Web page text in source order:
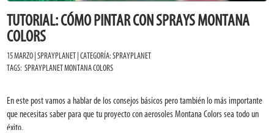
TUTORIAL: CÓMO PINTAR CON SPRAYS MONTANA
COLORS
15 MARZO | SPRAYPLANET | CATEGORÍA:SPRAYPLANET
TAGS: SPRAYPLANETMONTANA COLORS
En este post vamos a hablar de los consejos básicos pero también lo más importante
que necesitas saber para que tu proyecto con aerosoles Montana Colors sea todo un
éxito.